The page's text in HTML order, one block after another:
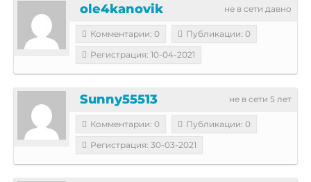
не в сети давно
ole4kanovik
Комментарии: 0
Публикации: 0
Регистрация: 10-04-2021
не в сети 5 лет
Sunny55513
Комментарии: 0
Публикации: 0
Регистрация: 30-03-2021